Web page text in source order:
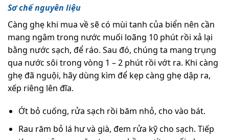
Sơ chế nguyên liệu
Càng ghẹ khi mua về sẽ có mùi tanh của biển nên cần
mang ngâm trong nước muối loãng 10 phút rồi xả lại
bằng nước sạch, để ráo. Sau đó, chúng ta mang trụng
qua nước sôi trong vòng 1 – 2 phút rồi vớt ra. Khi càng
ghẹ đã nguội, hãy dùng kìm để kẹp càng ghẹ dập ra,
xếp riêng lên đĩa.
Ớt bỏ cuống, rửa sạch rồi băm nhỏ, cho vào bát.
Rau răm bỏ lá hư và già, đem rửa kỹ cho sạch. Tiếp